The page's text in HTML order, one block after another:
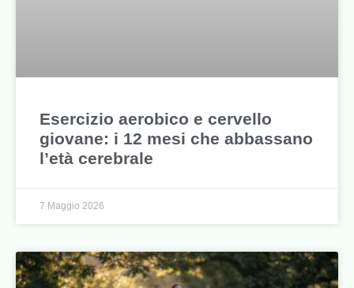
Esercizio aerobico e cervello
giovane: i 12 mesi che abbassano
l’età cerebrale
7 Maggio 2026